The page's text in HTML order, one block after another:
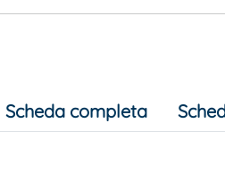
Scheda completa